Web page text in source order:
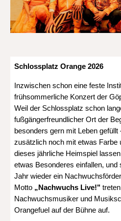
Schlossplatz Orange 2026
Inzwischen schon eine feste
frühsommerliche Konzert der
Weil der Schlossplatz schon
fußgängerfreundlicher Ort der
besonders gern mit Leben gefüllt
zusätzlich noch mit etwas Farbe
dieses jährliche Heimspiel
etwas Besonderes einfallen, und
Jahr wieder ein
Motto „Nachwuchs Live!"
Nachwuchsmusiker und
Orangefuel auf der Bühne auf.